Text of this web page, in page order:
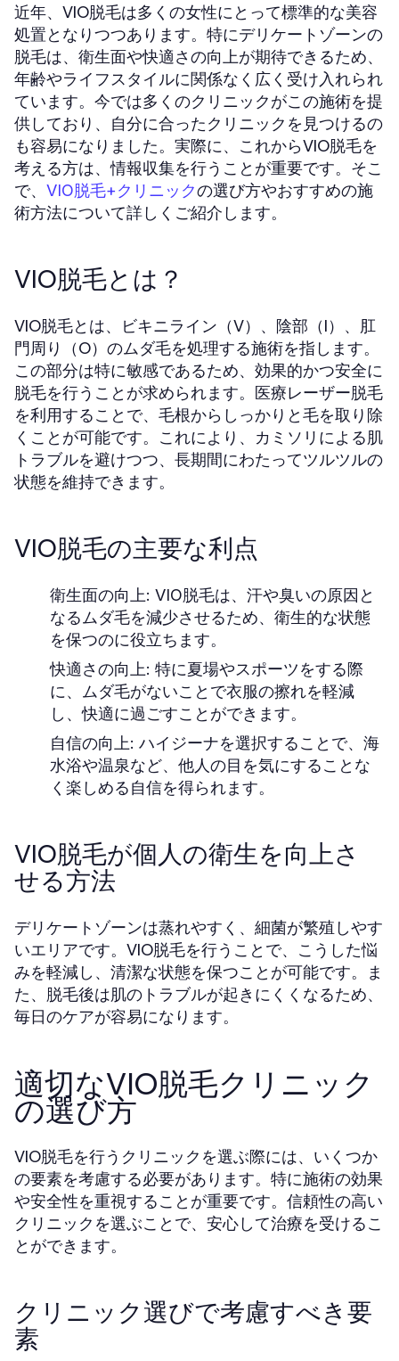
近年、VIO脱毛は多くの女性にとって標準的な美容
処置となりつつあります。特にデリケートゾーンの
脱毛は、衛生面や快適さの向上が期待できるため、
年齢やライフスタイルに関係なく広く受け入れられ
ています。今では多くのクリニックがこの施術を提
供しており、自分に合ったクリニックを見つけるの
も容易になりました。実際に、これからVIO脱毛を
考える方は、情報収集を行うことが重要です。そこ
で、 VIO脱毛+クリニックの選び方やおすすめの施
術方法について詳しくご紹介します。
VIO脱毛とは？
VIO脱毛とは、ビキニライン（V）、陰部（I）、肛
門周り（O）のムダ毛を処理する施術を指します。
この部分は特に敏感であるため、効果的かつ安全に
脱毛を行うことが求められます。医療レーザー脱毛
を利用することで、毛根からしっかりと毛を取り除
くことが可能です。これにより、カミソリによる肌
トラブルを避けつつ、長期間にわたってツルツルの
状態を維持できます。
VIO脱毛の主要な利点
衛生面の向上: VIO脱毛は、汗や臭いの原因と
なるムダ毛を減少させるため、衛生的な状態
を保つのに役立ちます。
快適さの向上: 特に夏場やスポーツをする際
に、ムダ毛がないことで衣服の擦れを軽減
し、快適に過ごすことができます。
自信の向上: ハイジーナを選択することで、海
水浴や温泉など、他人の目を気にすることな
く楽しめる自信を得られます。
VIO脱毛が個人の衛生を向上さ
せる方法
デリケートゾーンは蒸れやすく、細菌が繁殖しやす
いエリアです。VIO脱毛を行うことで、こうした悩
みを軽減し、清潔な状態を保つことが可能です。ま
た、脱毛後は肌のトラブルが起きにくくなるため、
毎日のケアが容易になります。
適切なVIO脱毛クリニック
の選び方
VIO脱毛を行うクリニックを選ぶ際には、いくつか
の要素を考慮する必要があります。特に施術の効果
や安全性を重視することが重要です。信頼性の高い
クリニックを選ぶことで、安心して治療を受けるこ
とができます。
クリニック選びで考慮すべき要
素